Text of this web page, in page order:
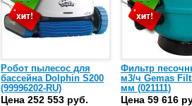
Робот пылесос для
бассейна Dolphin S200
(99996202-RU)
Цена 252 553 руб.
Фильтр
м3/ч Gemas
мм (021111)
Цена 59 616